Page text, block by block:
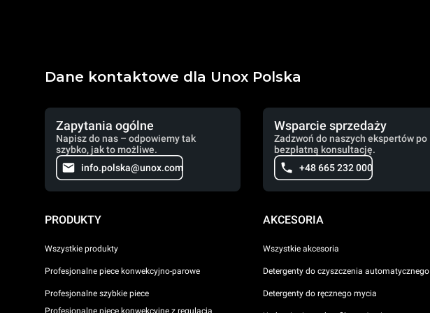
Dane kontaktowe dla Unox Polska
Zapytania ogólne
Napisz do nas – odpowiemy tak
szybko, jak to możliwe.
info.polska@unox.com
Wsparcie sprzedaży
Zadzwoń do naszych ekspertów po
bezpłatną konsultację.
+48 665 232 000
PRODUKTY
Wszystkie produkty
Profesjonalne piece konwekcyjno-parowe
Profesjonalne szybkie piece
Profesjonalne piece konwekcyjne z regulacją
AKCESORIA
Wszystkie akcesoria
Detergenty do czyszczenia automatycznego
Detergenty do ręcznego mycia